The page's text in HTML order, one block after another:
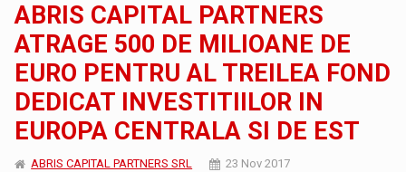
ABRIS CAPITAL PARTNERS
ATRAGE 500 DE MILIOANE DE
EURO PENTRU AL TREILEA FOND
DEDICAT INVESTITIILOR IN
EUROPA CENTRALA SI DE EST
ABRIS CAPITAL PARTNERS SRL 23 Nov 2017